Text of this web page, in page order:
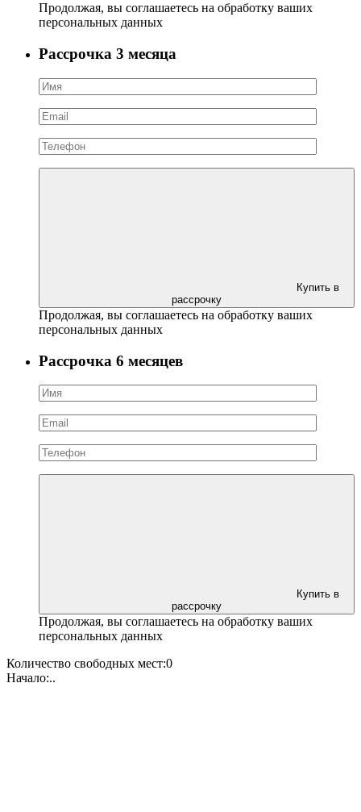
Продолжая, вы соглашаетесь на обработку ваших
персональных данных
Рассрочка 3 месяца
Купить в
рассрочку
Продолжая, вы соглашаетесь на обработку ваших
персональных данных
Рассрочка 6 месяцев
Купить в
рассрочку
Продолжая, вы соглашаетесь на обработку ваших
персональных данных
Количество свободных мест:0
Начало:..